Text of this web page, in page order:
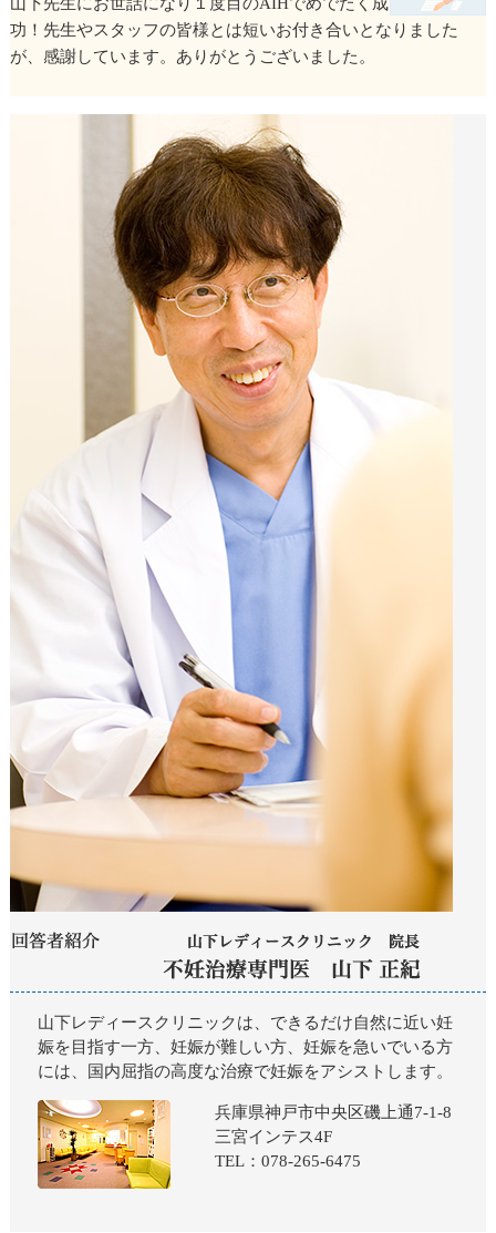
功！先生やスタッフの皆様とは短いお付き合いとなりました
が、感謝しています。ありがとうございました。